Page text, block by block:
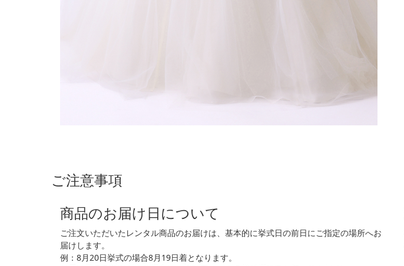
ご注意事項
商品のお届け日について
ご注文いただいたレンタル商品のお届けは、基本的に挙式日の前日にご指定の場所へお
届けします。
例：8月20日挙式の場合8月19日着となります。